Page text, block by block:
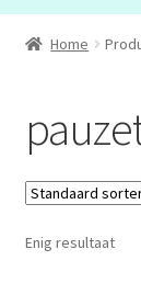
ADD
ASS
DCD
HSP
Home
Enig resultaat